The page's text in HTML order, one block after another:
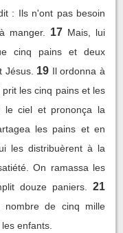
: Ils n'ont pas besoin
manger.
17 Mais, lui
cinq pains et deux
Jésus. 19 Il ordonna à
les cinq pains et les
le ciel et prononça la
les pains et en
les distribuèrent à la
On ramassa les
douze paniers.
21
nombre de cinq mille
enfants.